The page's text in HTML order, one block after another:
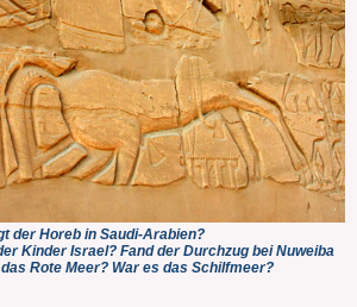
der Horeb in Saudi-Arabien?
Kinder Israel? Fand der Durchzug bei Nuweiba
Rote Meer? War es das Schilfmeer?